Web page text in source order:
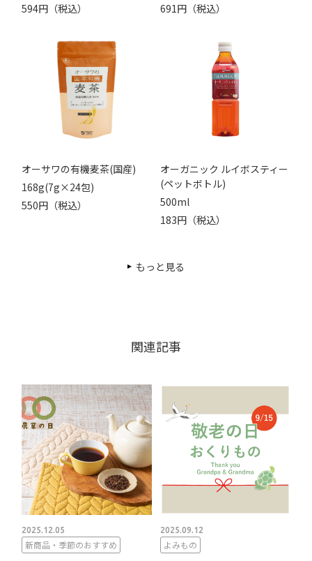
594円（税込） 691円（税込）
オーサワの有機麦茶(国産)
168g(7g×24包)
550円（税込）
オーガニック ルイボスティー
(ペットボトル)
500ml
183円（税込）
もっと見る
関連記事
2025.12.05
新商品・季節のおすすめ
2025.09.12
よみもの